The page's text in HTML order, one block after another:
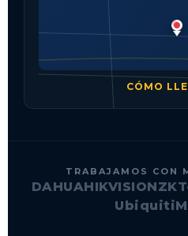
CÓMO
TRABAJAMOS CON
DAHUAHIKVISION
Ubiquiti